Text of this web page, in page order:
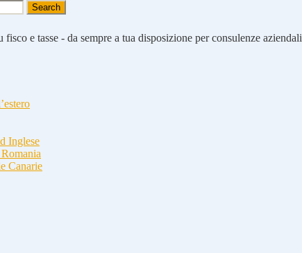
e tasse - da sempre a tua disposizione per consulenze aziendali
Inglese
Canarie